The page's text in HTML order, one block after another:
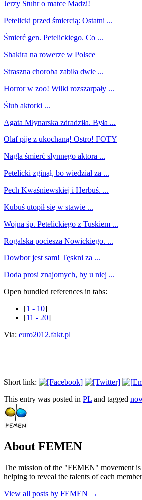
Jerzy Stuhr o matce Madzi!
Petelicki przed śmiercią: Ostatni ...
Śmierć gen. Petelickiego. Co ...
Shakira na rowerze w Polsce
Straszna choroba zabiła dwie ...
Horror w zoo! Wilki rozszarpały ...
Ślub aktorki ...
Agata Młynarska zdradziła. Była ...
Olaf pije z ukochaną! Ostro! FOTY
Nagła śmierć słynnego aktora ...
Petelicki zginął, bo wiedział za ...
Pech Kwaśniewskiej i Herbuś. ...
Kubuś utopił się w stawie ...
Wojna śp. Petelickiego z Tuskiem ...
Rogalska pociesza Nowickiego. ...
Dowbor jest sam! Tęskni za ...
Doda prosi znajomych, by u niej ...
Open bundled references in tabs:
[1 - 10]
[11 - 20]
Via: euro2012.fakt.pl
Short link:
This entry was posted in PL and tagged
About FEMEN
The mission of the "FEMEN" movement is
helping to reveal the talents of each
View all posts by FEMEN →